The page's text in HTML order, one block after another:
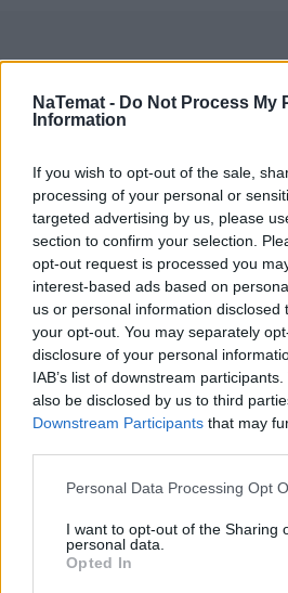
NaTemat - Do Not Process My
Information
If you wish to opt-out of the sale,
processing of your personal or
targeted advertising by us, please
section to confirm your selection.
opt-out request is processed you
interest-based ads based on
us or personal information disclosed
your opt-out. You may separately
disclosure of your personal
IAB’s list of downstream
also be disclosed by us to third
Downstream Participants that may
Personal Data Processing Opt
I want to opt-out of the Sharing
personal data.
Opted In
Czytaj więcej
Wakacyjna nowość
MADS to żelki, które
każdym kęsie
Wakacje to czas rodzinnych
spacerów i beztroskich chwil